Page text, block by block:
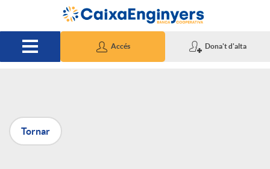
Salta al contingut principal
Accés Dona't d'alta
P
u
Tornar